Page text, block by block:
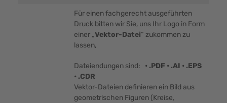
Für einen fachgerecht ausgeführten
Druck bitten wir Sie, uns Ihr Logo in Form
einer „Vektor-Datei“ zukommen zu
lassen,
Dateiendungen sind: • .PDF • .AI • .EPS
• .CDR
Vektor-Dateien definieren ein Bild aus
geometrischen Figuren (Kreise,